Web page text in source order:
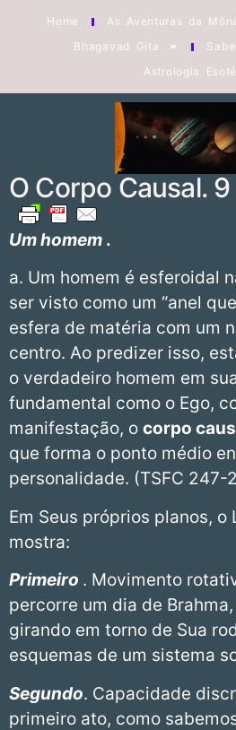
Home As Aventuras da
Bhagavad Gita
Astrologia
O Corpo Causal.
Um homem .
a. Um homem é esferoidal
ser visto como um “anel
esfera de matéria com um
centro. Ao predizer isso,
o verdadeiro homem em
fundamental como o Ego,
manifestação, o corpo
que forma o ponto médio
personalidade. (TSFC 247-
Em Seus próprios planos, o
mostra:
Primeiro . Movimento
percorre um dia de
girando em torno de Sua
esquemas de um sistema
Segundo. Capacidade
primeiro ato, como